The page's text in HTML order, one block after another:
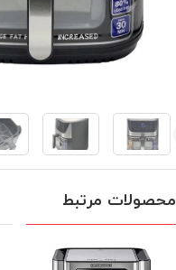
محصولات مرتبط